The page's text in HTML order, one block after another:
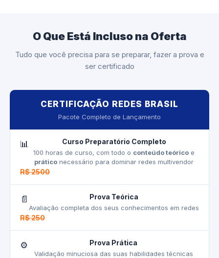
O Que Está Incluso na Oferta
Tudo que você precisa para se preparar, fazer a prova e
ser certificado
CERTIFICAÇÃO REDES BRASIL
Pacote Completo de Lançamento
📊 Curso Preparatório Completo
100 horas de curso, com todo o conteúdo teórico e
prático necessário para dominar redes multivendor
R$ 2500
📄 Prova Teórica
Avaliação completa dos seus conhecimentos em redes
R$ 250
⚙️ Prova Prática
Validação minuciosa das suas habilidades técnicas